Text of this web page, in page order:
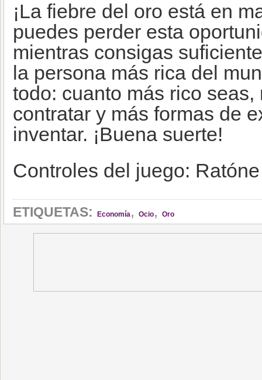
¡La fiebre del oro está en
puedes perder esta
mientras consigas
la persona más rica del
todo: cuanto más rico
contratar y más formas de
inventar. ¡Buena suerte!
Controles del juego: Ratóne
ETIQUETAS: Economía, Ocio, Oro